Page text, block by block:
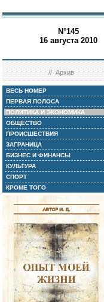
N°145
16 августа 2010
//Архив
ВЕСЬ НОМЕР
ПЕРВАЯ ПОЛОСА
ПОЛИТИКА И ЭКОНОМИКА
ОБЩЕСТВО
ПРОИСШЕСТВИЯ
ЗАГРАНИЦА
БИЗНЕС И ФИНАНСЫ
КУЛЬТУРА
СПОРТ
КРОМЕ ТОГО